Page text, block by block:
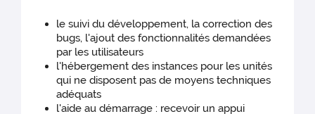
le suivi du développement, la correction des
bugs, l'ajout des fonctionnalités demandées
par les utilisateurs
l'hébergement des instances pour les unités
qui ne disposent pas de moyens techniques
adéquats
l'aide au démarrage : recevoir un appui